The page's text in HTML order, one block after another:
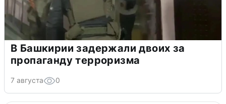
В Башкирии задержали двоих за
пропаганду терроризма
7 августа 0